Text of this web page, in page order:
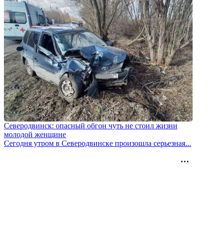
Северодвинск: опасный обгон чуть не стоил жизни
молодой женщине
Сегодня утром в Северодвинске произошла серьезная...